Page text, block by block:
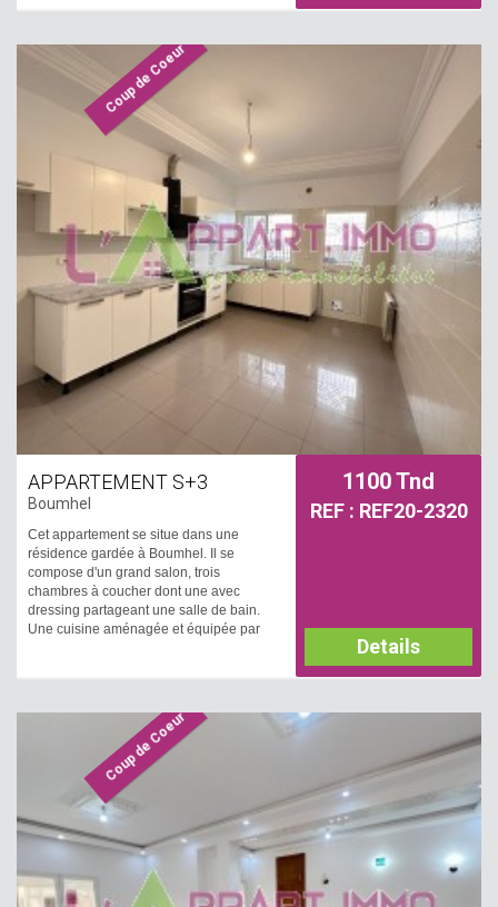
parentale et une salle de bain
commune. A l’extérieur, un jardin fait le
3/4 de cette dernière et une piscine a été
pensée. Un abris de voiture et une petite
cuisine extérieur sont disponible.
Coup de Coeur
APPARTEMENT S+3
Boumhel
Cet appartement se situe dans une
résidence gardée à Boumhel. Il se
compose d'un grand salon, trois
chambres à coucher dont une avec
dressing partageant une salle de bain.
Une cuisine aménagée et équipée par
chauffage central et un climatiseur. Une
place de parking est disponible.
1100 Tnd
REF : REF20-2320
Details
Coup de Coeur